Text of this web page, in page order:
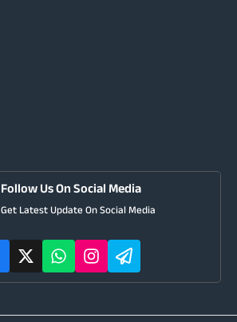
Follow Us On Social Media
Get Latest Update On Social Media